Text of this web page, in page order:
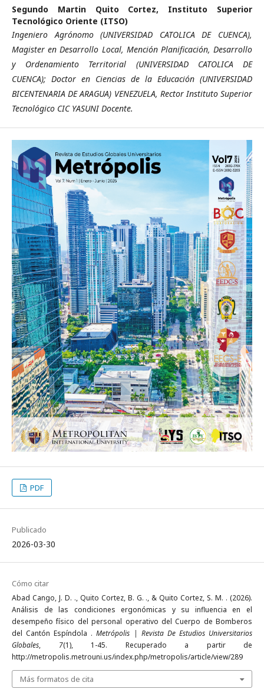
Segundo Martin Quito Cortez, Instituto Superior
Tecnológico Oriente (ITSO)
Ingeniero Agrónomo (UNIVERSIDAD CATOLICA DE CUENCA),
Magister en Desarrollo Local, Mención Planificación, Desarrollo
y Ordenamiento Territorial (UNIVERSIDAD CATOLICA DE
CUENCA); Doctor en Ciencias de la Educación (UNIVERSIDAD
BICENTENARIA DE ARAGUA) VENEZUELA, Rector Instituto Superior
Tecnológico CIC YASUNI Docente.
PDF
Publicado
2026-03-30
Cómo citar
Abad Cango, J. D. ., Quito Cortez, B. G. ., & Quito Cortez, S. M. . (2026).
Análisis de las condiciones ergonómicas y su influencia en el
desempeño físico del personal operativo del Cuerpo de Bomberos
del Cantón Espíndola .Metrópolis | Revista De Estudios Universitarios
Globales, 7(1), 1-45. Recuperado a partir de
http://metropolis.metrouni.us/index.php/metropolis/article/view/289
Más formatos de cita